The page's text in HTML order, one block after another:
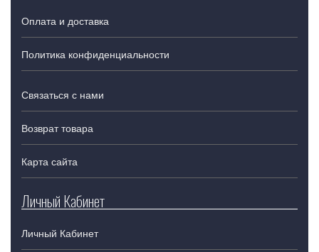
Оплата и доставка
Политика конфиденциальности
Связаться с нами
Возврат товара
Карта сайта
Личный Кабинет
Личный Кабинет